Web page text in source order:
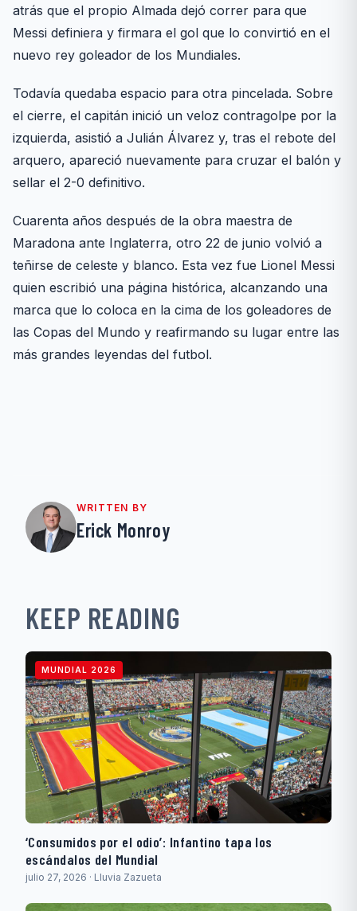
atrás que el propio Almada dejó correr para que
Messi definiera y firmara el gol que lo convirtió en el
nuevo rey goleador de los Mundiales.
Todavía quedaba espacio para otra pincelada. Sobre
el cierre, el capitán inició un veloz contragolpe por la
izquierda, asistió a Julián Álvarez y, tras el rebote del
arquero, apareció nuevamente para cruzar el balón y
sellar el 2-0 definitivo.
Cuarenta años después de la obra maestra de
Maradona ante Inglaterra, otro 22 de junio volvió a
teñirse de celeste y blanco. Esta vez fue Lionel Messi
quien escribió una página histórica, alcanzando una
marca que lo coloca en la cima de los goleadores de
las Copas del Mundo y reafirmando su lugar entre las
más grandes leyendas del futbol.
WRITTEN BY
Erick Monroy
KEEP READING
MUNDIAL 2026
‘Consumidos por el odio’: Infantino tapa los
escándalos del Mundial
julio 27, 2026 · Lluvia Zazueta